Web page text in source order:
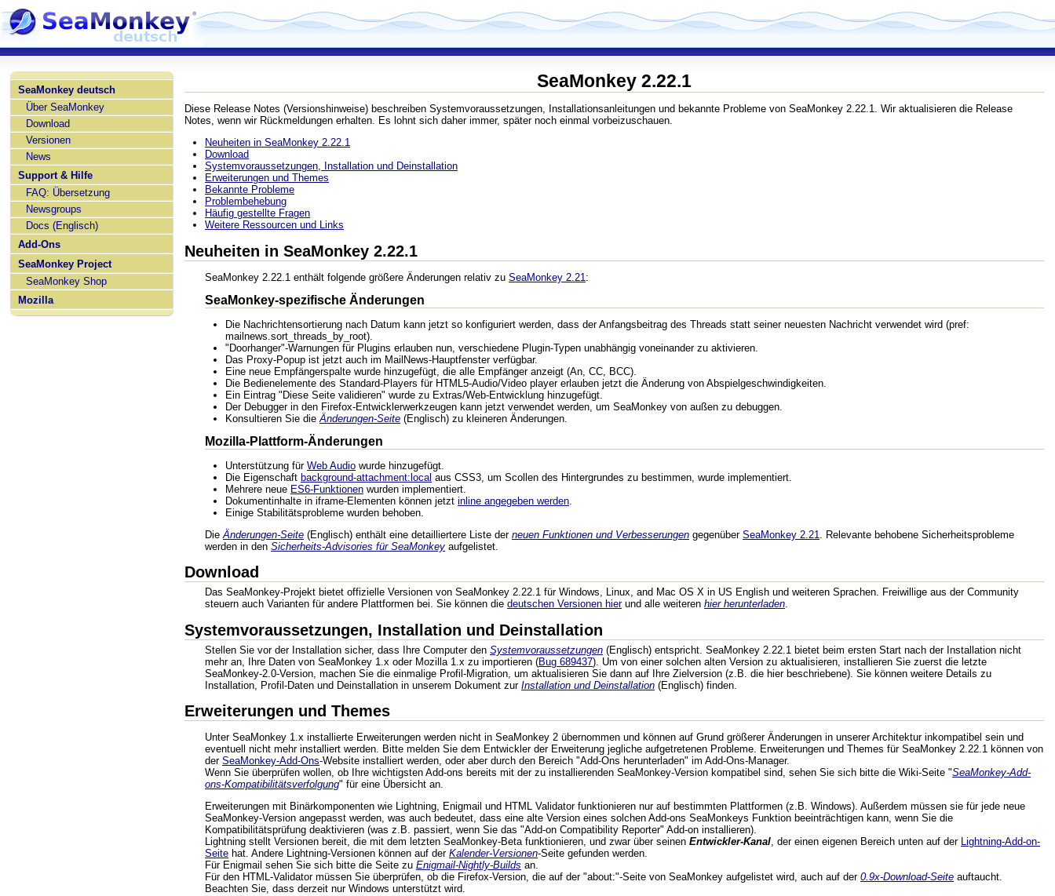
SeaMonkey deutsch
Über SeaMonkey
Download
Versionen
News
Support & Hilfe
FAQ: Übersetzung
Newsgroups
Docs (Englisch)
Add-Ons
SeaMonkey Project
SeaMonkey Shop
Mozilla
SeaMonkey 2.22.1
Diese Release Notes (Versionshinweise) beschreiben Systemvoraussetzungen, Installationsanleitungen und bekannte Probleme von SeaMonkey 2.22.1. Wir aktualisieren die Release
Notes, wenn wir Rückmeldungen erhalten. Es lohnt sich daher immer, später noch einmal vorbeizuschauen.
Neuheiten in SeaMonkey 2.22.1
Download
Systemvoraussetzungen, Installation und Deinstallation
Erweiterungen und Themes
Bekannte Probleme
Problembehebung
Häufig gestellte Fragen
Weitere Ressourcen und Links
Neuheiten in SeaMonkey 2.22.1
SeaMonkey 2.22.1 enthält folgende größere Änderungen relativ zu SeaMonkey 2.21 :
SeaMonkey-spezifische Änderungen
Die Nachrichtensortierung nach Datum kann jetzt so konfiguriert werden, dass der Anfangsbeitrag des Threads statt seiner neuesten Nachricht verwendet wird (pref:
mailnews.sort_threads_by_root).
"Doorhanger"-Warnungen für Plugins erlauben nun, verschiedene Plugin-Typen unabhängig voneinander zu aktivieren.
Das Proxy-Popup ist jetzt auch im MailNews-Hauptfenster verfügbar.
Eine neue Empfängerspalte wurde hinzugefügt, die alle Empfänger anzeigt (An, CC, BCC).
Die Bedienelemente des Standard-Players für HTML5-Audio/Video player erlauben jetzt die Änderung von Abspielgeschwindigkeiten.
Ein Eintrag "Diese Seite validieren" wurde zu Extras/Web-Entwicklung hinzugefügt.
Der Debugger in den Firefox-Entwicklerwerkzeugen kann jetzt verwendet werden, um SeaMonkey von außen zu debuggen.
Konsultieren Sie die Änderungen-Seite (Englisch) zu kleineren Änderungen.
Mozilla-Plattform-Änderungen
Unterstützung für Web Audio wurde hinzugefügt.
Die Eigenschaft background-attachment:local aus CSS3, um Scollen des Hintergrundes zu bestimmen, wurde implementiert.
Mehrere neue ES6-Funktionen wurden implementiert.
Dokumentinhalte in iframe-Elementen können jetzt inline angegeben werden
Einige Stabilitätsprobleme wurden behoben.
Die Änderungen-Seite (Englisch) enthält eine detailliertere Liste der neuen Funktionen und Verbesserungen gegenüber SeaMonkey 2.21
. Relevante behobene Sicherheitsprobleme
werden in den Sicherheits-Advisories für SeaMonkey aufgelistet.
Download
Das SeaMonkey-Projekt bietet offizielle Versionen von SeaMonkey 2.22.1 für Windows, Linux, and Mac OS X in US English und weiteren Sprachen. Freiwillige aus der Community
steuern auch Varianten für andere Plattformen bei. Sie können die deutschen Versionen hierund alle weiteren hier herunterladen.
Systemvoraussetzungen, Installation und Deinstallation
Stellen Sie vor der Installation sicher, dass Ihre Computer den Systemvoraussetzungen (Englisch) entspricht. SeaMonkey 2.22.1 bietet beim ersten Start nach der Installation nicht
mehr an, Ihre Daten von SeaMonkey 1.x oder Mozilla 1.x zu importieren (Bug 689437). Um von einer solchen alten Version zu aktualisieren, installieren Sie zuerst die letzte
SeaMonkey-2.0-Version, machen Sie die einmalige Profil-Migration, um aktualisieren Sie dann auf Ihre Zielversion (z.B. die hier beschriebene). Sie können weitere Details zu
Installation, Profil-Daten und Deinstallation in unserem Dokument zur Installation und Deinstallation (Englisch) finden.
Erweiterungen und Themes
Unter SeaMonkey 1.x installierte Erweiterungen werden nicht in SeaMonkey 2 übernommen und können auf Grund größerer Änderungen in unserer Architektur inkompatibel sein und
eventuell nicht mehr installiert werden. Bitte melden Sie dem Entwickler der Erweiterung jegliche aufgetretenen Probleme. Erweiterungen und Themes für SeaMonkey 2.22.1 können von
der SeaMonkey-Add-Ons-Website installiert werden, oder aber durch den Bereich "Add-Ons herunterladen" im Add-Ons-Manager.
Wenn Sie überprüfen wollen, ob Ihre wichtigsten Add-ons bereits mit der zu installierenden SeaMonkey-Version kompatibel sind, sehen Sie sich bitte die Wiki-Seite "SeaMonkey-Add-
ons-Kompatibilitätsverfolgung" für eine Übersicht an.
Erweiterungen mit Binärkomponenten wie Lightning, Enigmail und HTML Validator funktionieren nur auf bestimmten Plattformen (z.B. Windows). Außerdem müssen sie für jede neue
SeaMonkey-Version angepasst werden, was auch bedeutet, dass eine alte Version eines solchen Add-ons SeaMonkeys Funktion beeinträchtigen kann, wenn Sie die
Kompatibilitätsprüfung deaktivieren (was z.B. passiert, wenn Sie das "Add-on Compatibility Reporter" Add-on installieren).
Lightning stellt Versionen bereit, die mit dem letzten SeaMonkey-Beta funktionieren, und zwar über seinen Entwickler-Kanal, der einen eigenen Bereich unten auf der Lightning-Add-on-
Seite hat. Andere Lightning-Versionen können auf der Kalender-Versionen-Seite gefunden werden.
Für Enigmail sehen Sie sich bitte die Seite zu Enigmail-Nightly-Builds an.
Für den HTML-Validator müssen Sie überprüfen, ob die Firefox-Version, die auf der "about:"-Seite von SeaMonkey aufgelistet wird, auch auf der 0.9x-Download-Seite auftaucht.
Beachten Sie, dass derzeit nur Windows unterstützt wird.